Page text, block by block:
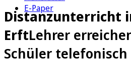
E-Paper
Distanzunterricht
ErftLehrer
Schüler